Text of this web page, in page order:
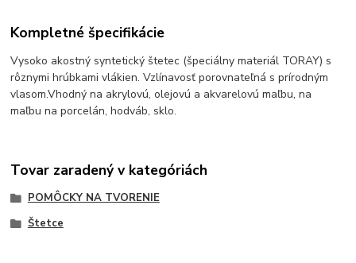
Kompletné špecifikácie
Vysoko akostný syntetický štetec (špeciálny materiál TORAY) s
rôznymi hrúbkami vlákien. Vzlínavosť porovnateľná s prírodným
vlasom.Vhodný na akrylovú, olejovú a akvarelovú maľbu, na
maľbu na porcelán, hodváb, sklo.
Tovar zaradený v kategóriách
POMÔCKY NA TVORENIE
Štetce